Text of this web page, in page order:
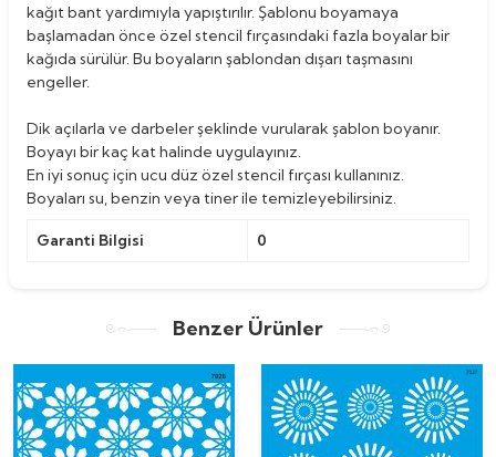
kağıt bant yardımıyla yapıştırılır. Şablonu boyamaya
başlamadan önce özel stencil fırçasındaki fazla boyalar bir
kağıda sürülür. Bu boyaların şablondan dışarı taşmasını
engeller.
Dik açılarla ve darbeler şeklinde vurularak şablon boyanır.
Boyayı bir kaç kat halinde uygulayınız.
En iyi sonuç için ucu düz özel stencil fırçası kullanınız.
Boyaları su, benzin veya tiner ile temizleyebilirsiniz.
Garanti Bilgisi 0
Benzer Ürünler